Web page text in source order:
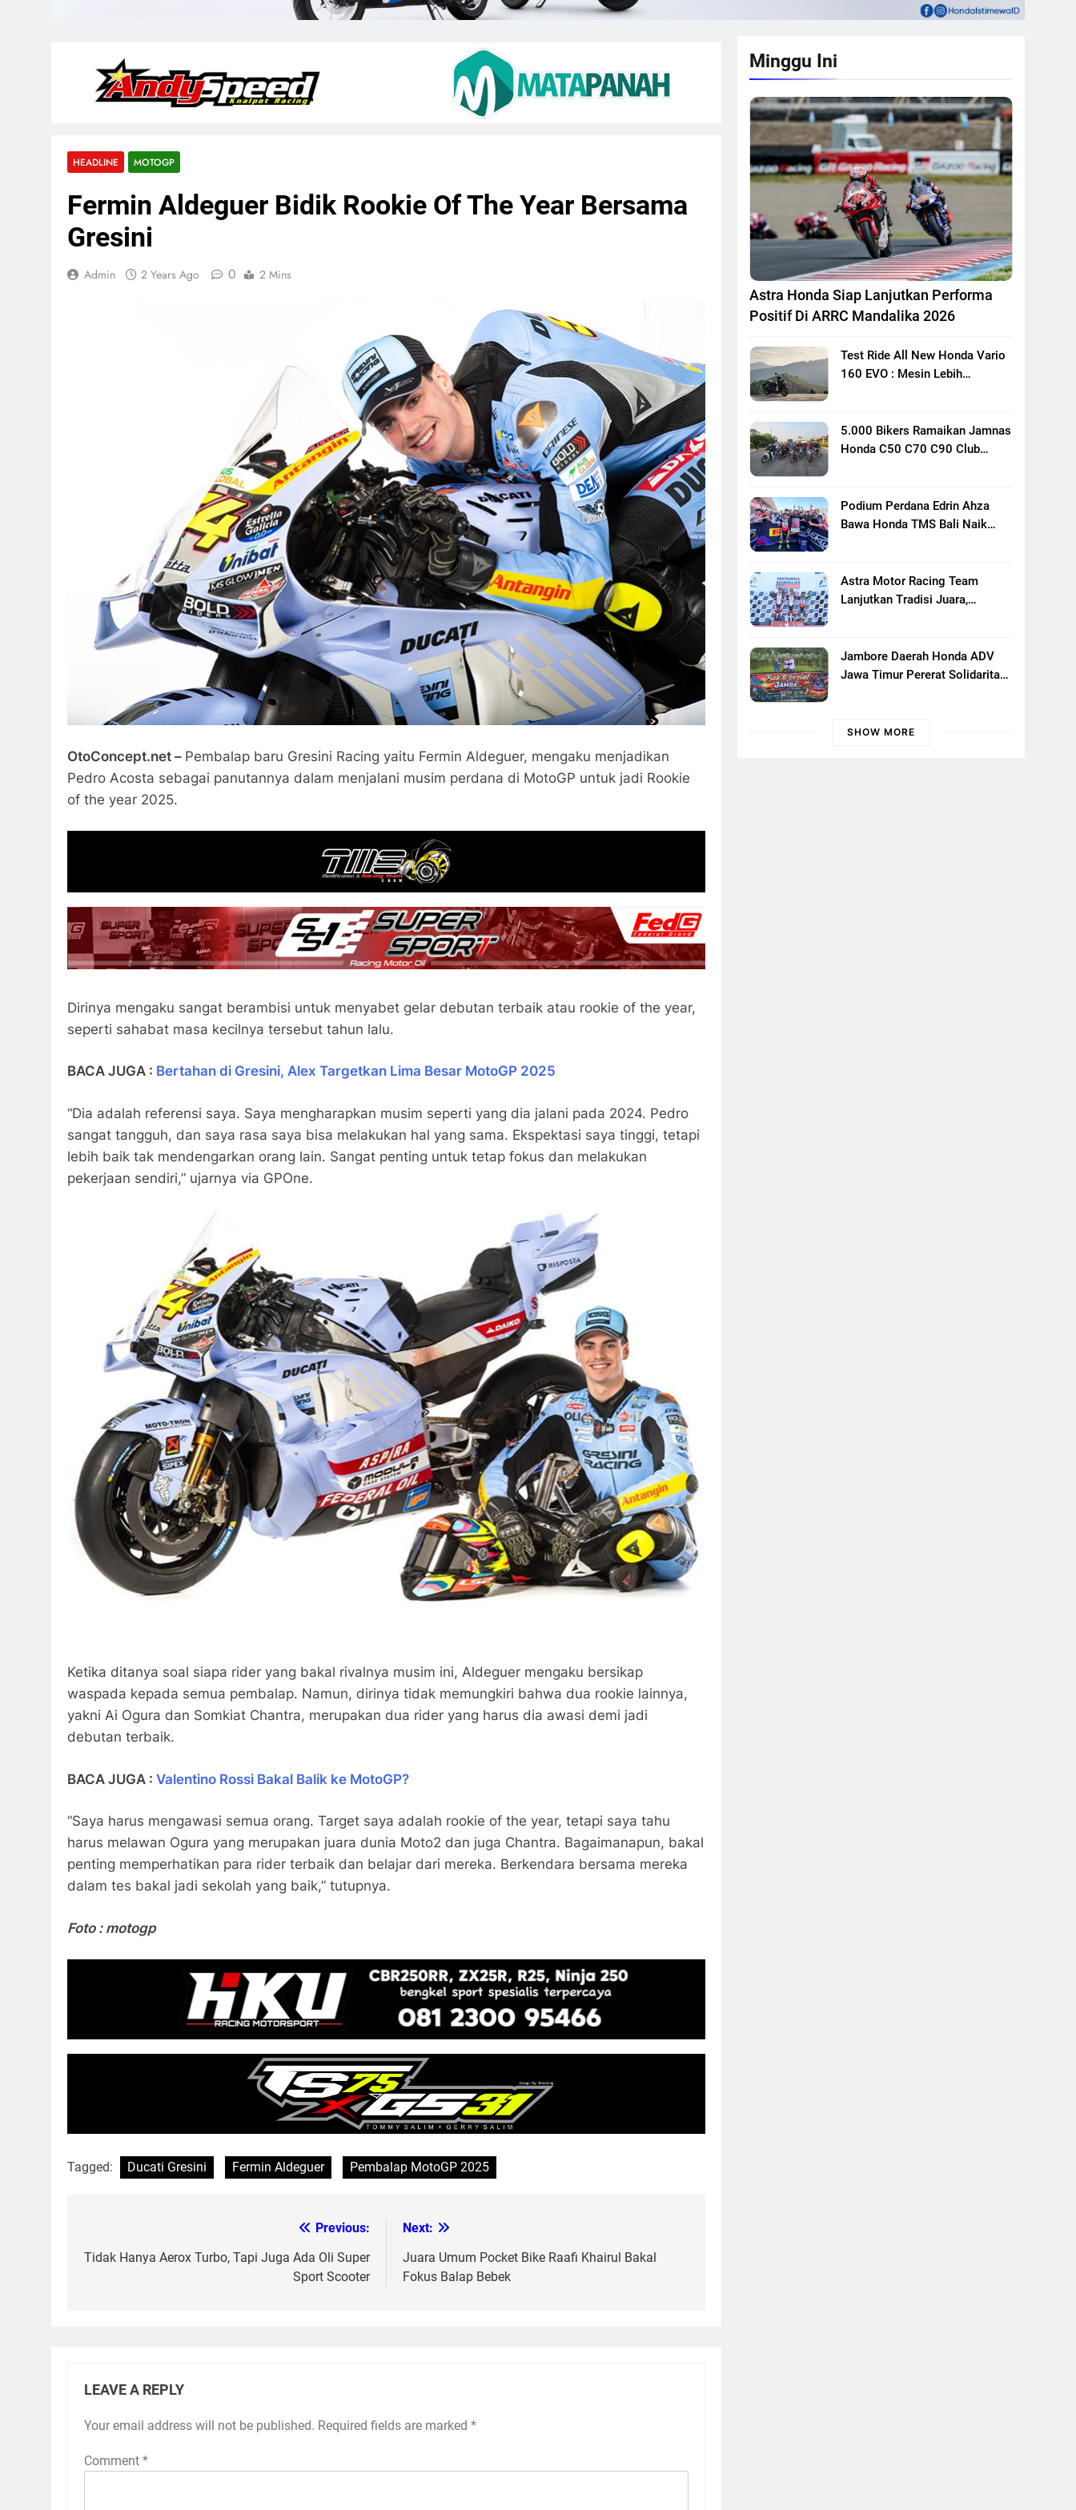
HEADLINE MOTOGP
Fermin Aldeguer Bidik Rookie Of The Year Bersama
Gresini
Admin 2 Years Ago 0 2 Mins
OtoConcept.net – Pembalap baru Gresini Racing yaitu Fermin Aldeguer, mengaku menjadikan
Pedro Acosta sebagai panutannya dalam menjalani musim perdana di MotoGP untuk jadi Rookie
of the year 2025.
Dirinya mengaku sangat berambisi untuk menyabet gelar debutan terbaik atau rookie of the year,
seperti sahabat masa kecilnya tersebut tahun lalu.
BACA JUGA : Bertahan di Gresini, Alex Targetkan Lima Besar MotoGP 2025
“Dia adalah referensi saya. Saya mengharapkan musim seperti yang dia jalani pada 2024. Pedro
sangat tangguh, dan saya rasa saya bisa melakukan hal yang sama. Ekspektasi saya tinggi, tetapi
lebih baik tak mendengarkan orang lain. Sangat penting untuk tetap fokus dan melakukan
pekerjaan sendiri,” ujarnya via GPOne.
Ketika ditanya soal siapa rider yang bakal rivalnya musim ini, Aldeguer mengaku bersikap
waspada kepada semua pembalap. Namun, dirinya tidak memungkiri bahwa dua rookie lainnya,
yakni Ai Ogura dan Somkiat Chantra, merupakan dua rider yang harus dia awasi demi jadi
debutan terbaik.
BACA JUGA : Valentino Rossi Bakal Balik ke MotoGP?
“Saya harus mengawasi semua orang. Target saya adalah rookie of the year, tetapi saya tahu
harus melawan Ogura yang merupakan juara dunia Moto2 dan juga Chantra. Bagaimanapun, bakal
penting memperhatikan para rider terbaik dan belajar dari mereka. Berkendara bersama mereka
dalam tes bakal jadi sekolah yang baik,” tutupnya.
Foto : motogp
Tagged: Ducati Gresini Fermin Aldeguer Pembalap MotoGP 2025
navigation
Previous:
Tidak Hanya Aerox Turbo, Tapi Juga Ada Oli Super
Sport Scooter
Next:
Juara Umum Pocket Bike Raafi Khairul Bakal
Fokus Balap Bebek
LEAVE A REPLY
Your email address will not be published. Required fields are marked *
Comment *
Minggu Ini
Astra Honda Siap Lanjutkan Performa
Positif Di ARRC Mandalika 2026
Test Ride All New Honda Vario
160 EVO : Mesin Lebih
5.000 Bikers Ramaikan Jamnas
Honda C50 C70 C90 Club
Motor Klasik Honda
Podium Perdana Edrin Ahza
Bawa Honda TMS Bali Naik
Astra Motor Racing Team
Lanjutkan Tradisi Juara,
Putaran Ke 3
Jambore Daerah Honda ADV
Jawa Timur Pererat Solidaritas
Banyuwangi
SHOW MORE